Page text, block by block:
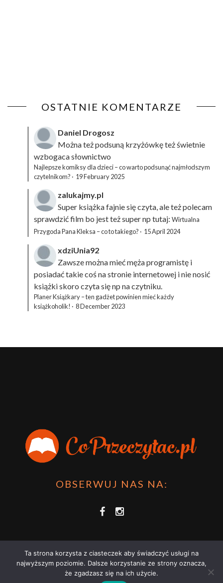
OSTATNIE KOMENTARZE
Daniel Drogosz
Można też podsuną krzyżówkęteż świetnie
wzbogaca słownictwo
Najlepsze komiksy dla dzieci – co warto podsunąć najmłodszym
czytelnikom? · 19 February 2025
zalukajmy.pl
Super książka fajnie się czyta, ale też polecam
sprawdzić film bo jest też super np tutaj: Wirtualna
Przygoda Pana Kleksa – co to takiego? · 15 April 2024
xdziUnia92
Zawsze można mieć męża programistę i
posiadać takie coś na stronie internetowej i nie nosić
książki skoro czyta się np na czytniku.
Planer Książkary – ten gadżet powinien mieć każdy
książkoholik! · 8 December 2023
OBSERWUJ NAS NA:
COPRZECZYTAĆ.PL 2021 | STRONA WYKORZYSTUJE PLIKI COOKIES |
Ta strona korzysta z ciasteczek aby świadczyć usługi na
najwyższym poziomie. Dalsze korzystanie ze strony oznacza,
że zgadzasz się na ich użycie.